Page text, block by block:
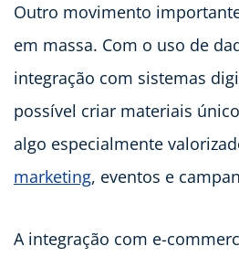
Outro movimento
em massa. Com o uso de
integração com sistemas
possível criar materiais
algo especialmente
marketing, eventos e
A integração com e-